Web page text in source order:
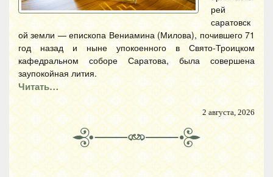
рей
саратовск
ой земли — епископа Вениамина (Милова), почившего 71
год назад и ныне упокоенного в Свято-Троицком
кафедральном соборе Саратова, была совершена
заупокойная лития.
Читать…
2 августа, 2026